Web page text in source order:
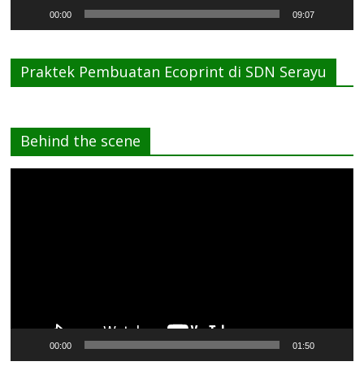
00:00 09:07
Praktek Pembuatan Ecoprint di SDN Serayu
Behind the scene
00:00 01:50